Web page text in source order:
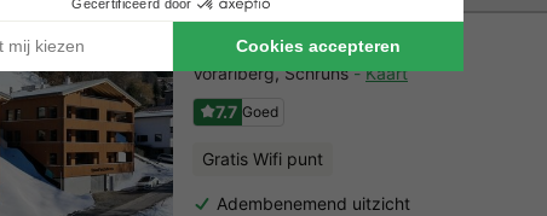
UplandParcs Silvretta
Vorarlberg,Schruns
Kaart
7.7 Goed
Gratis Wifi punt
Adembenemend uitzicht